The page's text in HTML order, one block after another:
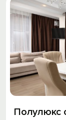
Полулюкс